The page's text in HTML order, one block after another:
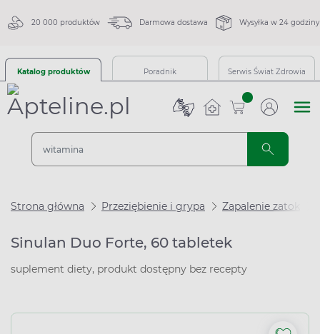
20 000 produktów Darmowa dostawa Wysyłka w 24 godziny
Katalog produktów Poradnik Serwis Świat Zdrowia
sztuk
Strona główna Przeziębienie i grypa Zapalenie zatok
Sinulan Duo Forte, 60 tabletek
suplement diety, produkt dostępny bez recepty